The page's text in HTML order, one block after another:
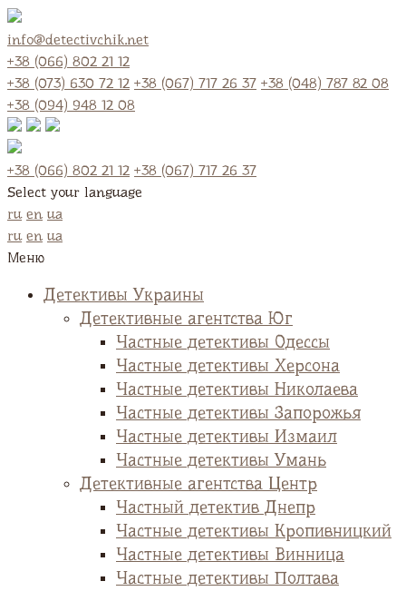
info@detectivchik.net
+38 (066) 802 21 12
+38 (073) 630 72 12 +38 (067) 717 26 37 +38 (048) 787 82 08
+38 (094) 948 12 08
+38 (066) 802 21 12 +38 (067) 717 26 37
Select your language
ru en ua
ru en ua
Меню
Детективы Украины
Детективные агентства Юг
Частные детективы Одессы
Частные детективы Херсона
Частные детективы Николаева
Частные детективы Запорожья
Частные детективы Измаил
Частные детективы Умань
Детективные агентства Центр
Частный детектив Днепр
Частные детективы Кропивницкий
Частные детективы Винница
Частные детективы Полтава